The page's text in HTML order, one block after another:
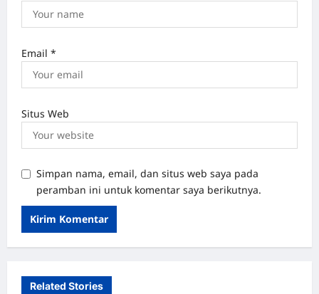
Email *
Situs Web
Simpan nama, email, dan situs web saya pada
peramban ini untuk komentar saya berikutnya.
Related Stories